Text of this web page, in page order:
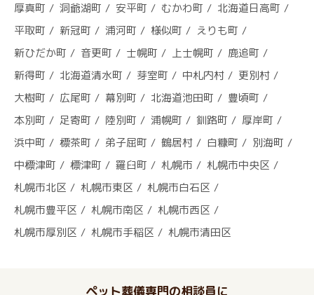
厚真町
洞爺湖町 安平町 むかわ町
北海道日高町
平取町
新冠町 浦河町 様似町
えりも町
新ひだか町
音更町 士幌町 上士幌町
鹿追町
新得町
北海道清水町 芽室町 中札内村
更別村
大樹町
広尾町 幕別町 北海道池田町
豊頃町
本別町
足寄町 陸別町 浦幌町 釧路町
厚岸町
浜中町
標茶町 弟子屈町 鶴居村 白糠町
別海町
中標津町
標津町 羅臼町 札幌市
札幌市中央区
札幌市北区
札幌市東区
札幌市白石区
札幌市豊平区
札幌市南区
札幌市西区
札幌市厚別区
札幌市手稲区 札幌市清田区
ペット葬儀専門の相談員に